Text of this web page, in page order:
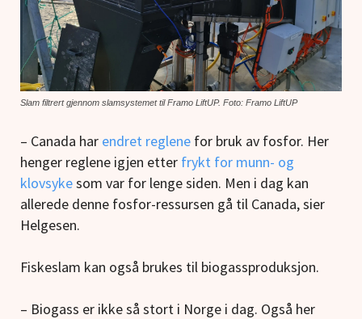
Slam filtrert gjennom slamsystemet til Framo LiftUP. Foto: Framo LiftUP
– Canada har endret reglene for bruk av fosfor. Her
henger reglene igjen etter frykt for munn- og
klovsykesom var for lenge siden. Men i dag kan
allerede denne fosfor-ressursen gå til Canada, sier
Helgesen.
Fiskeslam kan også brukes til biogassproduksjon.
– Biogass er ikke så stort i Norge i dag. Også her